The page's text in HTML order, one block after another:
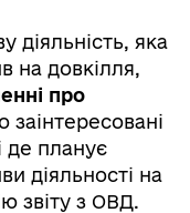
діяльність, яка
на довкілля,
про
заінтересовані
де планує
діяльності на
звіту з ОВД.